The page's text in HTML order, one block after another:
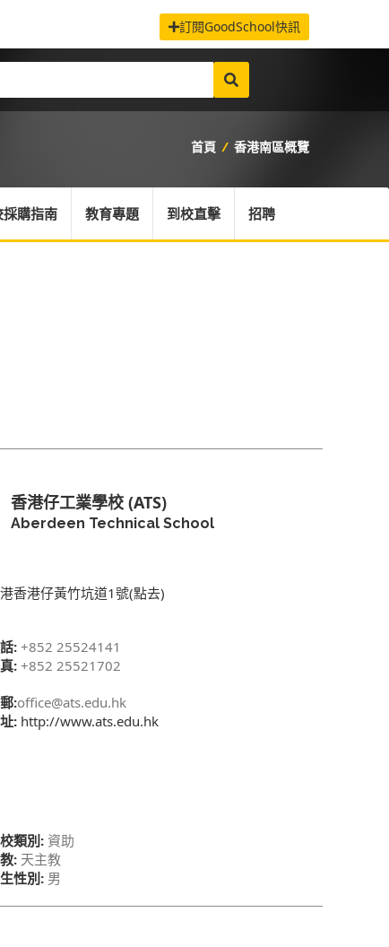
訂閱GoodSchool快訊
首頁 / 香港南區概覽
採購指南 教育專題 到校直擊 招聘
香港仔工業學校 (ATS)
Aberdeen Technical School
香港仔黃竹坑道1號(點去)
:+852 25524141
:+852 25521702
:office@ats.edu.hk
:http://www.ats.edu.hk
類別:資助
:天主教
性別:男